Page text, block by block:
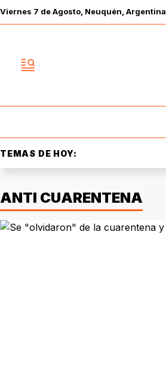
Viernes 7 deAgosto , Neuquén, Argentina
TEMAS DE HOY:
ANTI CUARENTENA